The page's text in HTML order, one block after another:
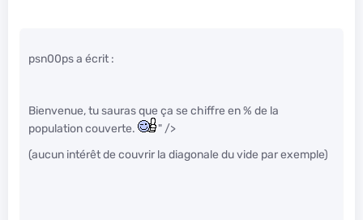
psn00ps a écrit :
Bienvenue, tu sauras que ça se chiffre en % de la
population couverte.
" />
(aucun intérêt de couvrir la diagonale du vide par exemple)